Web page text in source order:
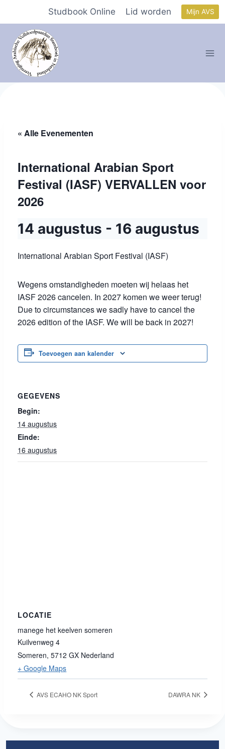
inhoud
Studbook Online Lid worden Mijn AVS
« Alle Evenementen
International Arabian Sport
Festival (IASF) VERVALLEN voor
2026
14 augustus - 16 augustus
International Arabian Sport Festival (IASF)
Wegens omstandigheden moeten wij helaas het
IASF 2026 cancelen. In 2027 komen we weer terug!
Due to circumstances we sadly have to cancel the
2026 edition of the IASF. We will be back in 2027!
Toevoegen aan kalender
GEGEVENS
Begin:
14 augustus
Einde:
16 augustus
LOCATIE
manege het keelven someren
Kuilvenweg 4
Someren, 5712 GX Nederland
+ Google Maps
AVS ECAHO NK Sport DAWRA NK